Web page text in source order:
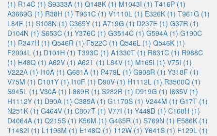
(1) R14C (1) S9333A (1) Q148K (1) M1043I (1) T416P (1)
A3669G (1) R38H (1) T961C (1) V1110L (1) E326K (1) T961G (1)
L84F (1) S108N (1) C365Y (1) A719G (1) D237E (1) G37R (1)
D104N (1) S653C (1) Y376C (1) G3514C (1) G594A (1) G190C
(1) R347H (1) Q546R (1) F522C (1) Q546L (1) Q546K (1)
F2004L (1) D101H (1) T393C (1) A1330T (1) R831C (1) R988C
(1) H48Q (1) A62V (1) A62T (1) L84V (1) M165I (1) V75I (1)
V222A (1) I10A (1) G681A (1) P479L (1) G908R (1) Y318F (1)
V75M (1) D101Y (1) I10F (1) D90V (1) H1112L (1) R3500Q (1)
S945L (1) V30A (1) L869R (1) S282R (1) D919G (1) I665V (1)
H1112Y (1) D90A (1) C385A (1) G1170S (1) V244M (1) G17T (1)
N251K (1) G464V (1) C807T (1) V77I (1) Y449D (1) C168H (1)
D4064A (1) Q215S (1) K56M (1) G465R (1) S769N (1) E586K (1)
T1482I (1) L1196M (1) E148Q (1) T12W (1) Y641S (1) F129L (1)